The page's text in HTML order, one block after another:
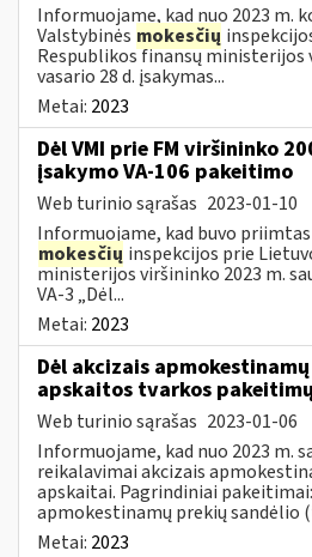
Informuojame, kad nuo 2023 m.
Valstybinės mokesčių
Respublikos finansų ministerijos
vasario 28 d. įsakymas...
Metai: 2023
Dėl VMI prie FM viršininko
įsakymo VA-106 pakeitimo
Web turinio sąrašas 2023-01-10
Informuojame, kad buvo
mokesčių inspekcijos prie
ministerijos viršininko 2023 m.
VA-3 „Dėl...
Metai: 2023
Dėl akcizais
apskaitos tvarkos pakeitimų
Web turinio sąrašas 2023-01-06
Informuojame, kad nuo 2023 m.
reikalavimai akcizais
apskaitai. Pagrindiniai
apmokestinamų prekių sandėlio
Metai: 2023